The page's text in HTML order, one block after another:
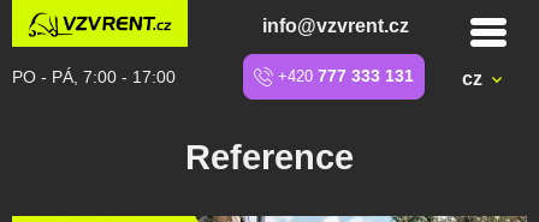
info@vzvrent.cz
PO - PÁ, 7:00 - 17:00 +420 777 333 131 cz
Reference